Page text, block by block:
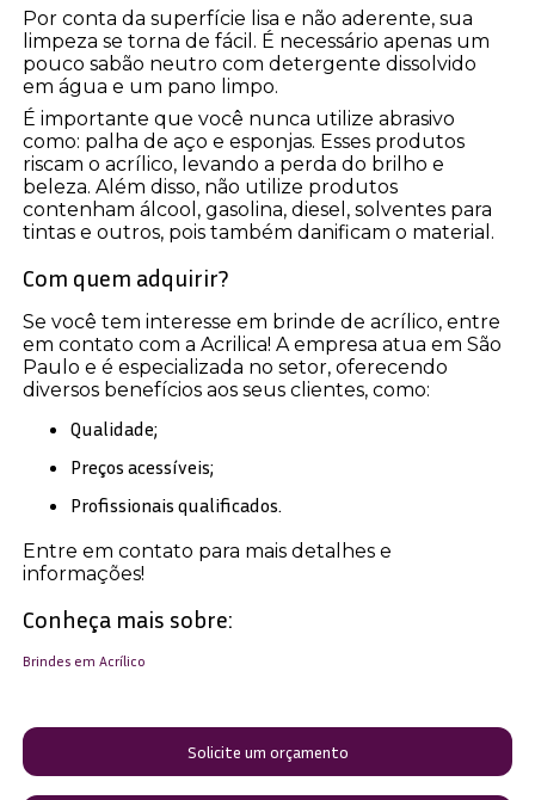
Por conta da superfície lisa e não aderente, sua
limpeza se torna de fácil. É necessário apenas um
pouco sabão neutro com detergente dissolvido
em água e um pano limpo.
É importante que você nunca utilize abrasivo
como: palha de aço e esponjas. Esses produtos
riscam o acrílico, levando a perda do brilho e
beleza. Além disso, não utilize produtos
contenham álcool, gasolina, diesel, solventes para
tintas e outros, pois também danificam o material.
Com quem adquirir?
Se você tem interesse em brinde de acrílico, entre
em contato com a Acrilica! A empresa atua em São
Paulo e é especializada no setor, oferecendo
diversos benefícios aos seus clientes, como:
Qualidade;
Preços acessíveis;
Profissionais qualificados.
Entre em contato para mais detalhes e
informações!
Conheça mais sobre:
Brindes em Acrílico
Solicite um orçamento